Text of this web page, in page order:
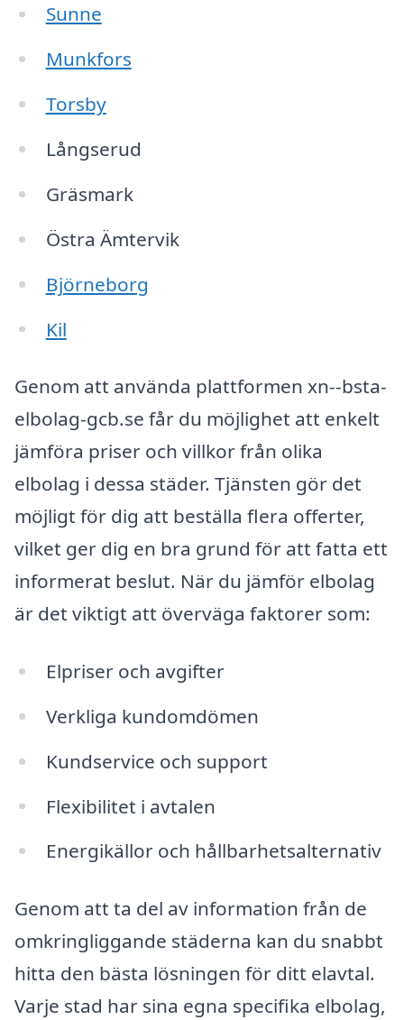
Sunne
Munkfors
Torsby
Långserud
Gräsmark
Östra Ämtervik
Björneborg
Kil
Genom att använda plattformen xn--bsta-
elbolag-gcb.se får du möjlighet att enkelt
jämföra priser och villkor från olika
elbolag i dessa städer. Tjänsten gör det
möjligt för dig att beställa flera offerter,
vilket ger dig en bra grund för att fatta ett
informerat beslut. När du jämför elbolag
är det viktigt att överväga faktorer som:
Elpriser och avgifter
Verkliga kundomdömen
Kundservice och support
Flexibilitet i avtalen
Energikällor och hållbarhetsalternativ
Genom att ta del av information från de
omkringliggande städerna kan du snabbt
hitta den bästa lösningen för ditt elavtal.
Varje stad har sina egna specifika elbolag,